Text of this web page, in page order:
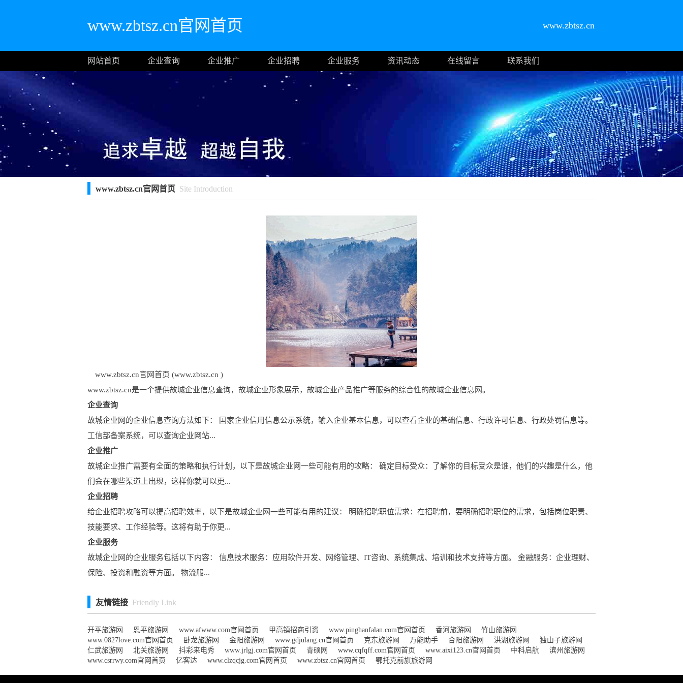
www.zbtsz.cn官网首页 www.zbtsz.cn
网站首页 企业查询 企业推广 企业招聘 企业服务 资讯动态 在线留言 联系我们
www.zbtsz.cn官网首页 Site Introduction
www.zbtsz.cn官网首页 (www.zbtsz.cn )
www.zbtsz.cn是一个提供故城企业信息查询，故城企业形象展示，故城企业产品推广等服务的综合性的故城企业信息网。
企业查询
故城企业网的企业信息查询方法如下： 国家企业信用信息公示系统，输入企业基本信息，可以查看企业的基础信息、行政许可信息、行政处罚信息等。
工信部备案系统，可以查询企业网站...
企业推广
故城企业推广需要有全面的策略和执行计划，以下是故城企业网一些可能有用的攻略： 确定目标受众：了解你的目标受众是谁，他们的兴趣是什么，他
们会在哪些渠道上出现，这样你就可以更...
企业招聘
给企业招聘攻略可以提高招聘效率，以下是故城企业网一些可能有用的建议： 明确招聘职位需求：在招聘前，要明确招聘职位的需求，包括岗位职责、
技能要求、工作经验等。这将有助于你更...
企业服务
故城企业网的企业服务包括以下内容： 信息技术服务：应用软件开发、网络管理、IT咨询、系统集成、培训和技术支持等方面。 金融服务：企业理财、
保险、投资和融资等方面。 物流服...
友情链接 Friendly Link
开平旅游网 恩平旅游网 www.afwww.com官网首页 甲高镇招商引资 www.pinghanfalan.com官网首页 香河旅游网
竹山旅游网
www.0827love.com官网首页
卧龙旅游网 金阳旅游网 www.gdjulang.cn官网首页 克东旅游网 万能助手 合阳旅游网 洪湖旅游网
独山子旅游网
仁武旅游网
北关旅游网 抖彩来电秀 www.jrlgj.com官网首页 青硕网 www.cqfqff.com官网首页 www.aixi123.cn官网首页 中科启航
滨州旅游网
www.csrrwy.com官网首页
亿客达 www.clzqcjg.com官网首页 www.zbtsz.cn官网首页 鄂托克前旗旅游网